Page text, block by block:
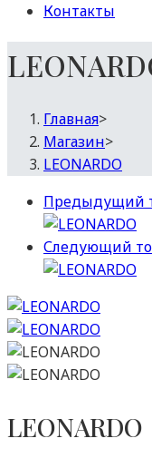
Контакты
Главная>
Магазин>
LEONARDO
Предыдущий
Следующий
LEONARDO